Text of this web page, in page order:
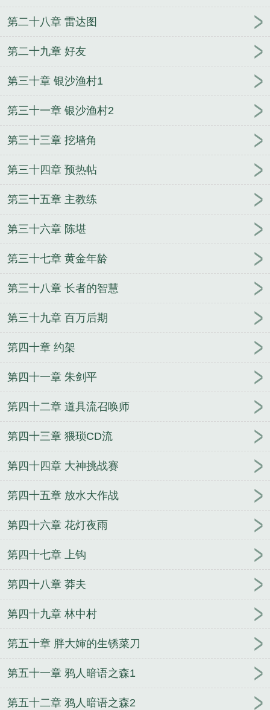
第二十八章 雷达图
第二十九章 好友
第三十章 银沙渔村1
第三十一章 银沙渔村2
第三十三章 挖墙角
第三十四章 预热帖
第三十五章 主教练
第三十六章 陈堪
第三十七章 黄金年龄
第三十八章 长者的智慧
第三十九章 百万后期
第四十章 约架
第四十一章 朱剑平
第四十二章 道具流召唤师
第四十三章 猥琐CD流
第四十四章 大神挑战赛
第四十五章 放水大作战
第四十六章 花灯夜雨
第四十七章 上钩
第四十八章 莽夫
第四十九章 林中村
第五十章 胖大婶的生锈菜刀
第五十一章 鸦人暗语之森1
第五十二章 鸦人暗语之森2